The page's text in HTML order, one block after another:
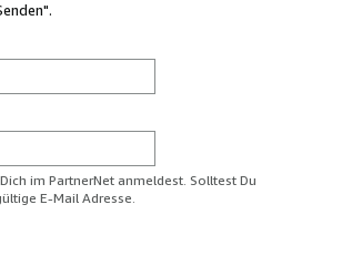
im PartnerNet anmeldest. Solltest Du
E-Mail Adresse.